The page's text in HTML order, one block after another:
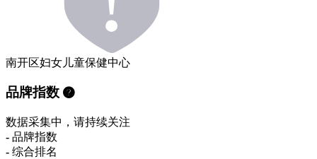
南开区妇女儿童保健中心
品牌指数
数据采集中，请持续关注
- 品牌指数
- 综合排名